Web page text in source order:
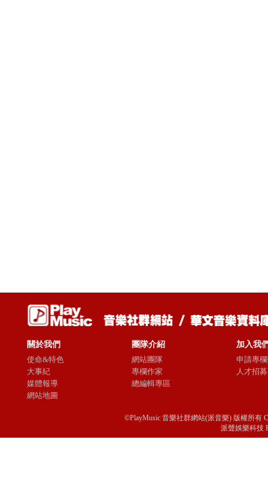
關於我們
使命&特色
大事紀
媒體報導
網站地圖
團隊介紹
網站團隊
專欄作家
總編輯專區
加入我
申請專
人才招募
©PlayMusic 音樂社群網站(派音樂) 版權所有
派聲娛樂科技